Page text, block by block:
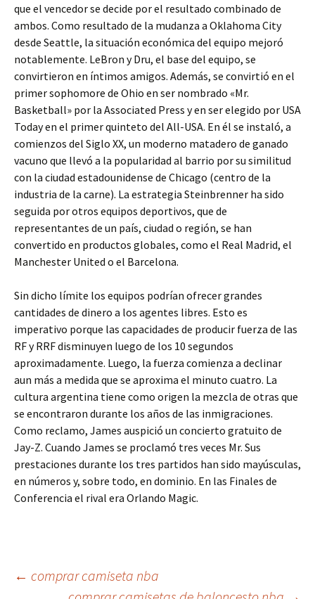
que el vencedor se decide por el resultado combinado de
ambos. Como resultado de la mudanza a Oklahoma City
desde Seattle, la situación económica del equipo mejoró
notablemente. LeBron y Dru, el base del equipo, se
convirtieron en íntimos amigos. Además, se convirtió en el
primer sophomore de Ohio en ser nombrado «Mr.
Basketball» por la Associated Press y en ser elegido por USA
Today en el primer quinteto del All-USA. En él se instaló, a
comienzos del Siglo XX, un moderno matadero de ganado
vacuno que llevó a la popularidad al barrio por su similitud
con la ciudad estadounidense de Chicago (centro de la
industria de la carne). La estrategia Steinbrenner ha sido
seguida por otros equipos deportivos, que de
representantes de un país, ciudad o región, se han
convertido en productos globales, como el Real Madrid, el
Manchester United o el Barcelona.
Sin dicho límite los equipos podrían ofrecer grandes
cantidades de dinero a los agentes libres. Esto es
imperativo porque las capacidades de producir fuerza de las
RF y RRF disminuyen luego de los 10 segundos
aproximadamente. Luego, la fuerza comienza a declinar
aun más a medida que se aproxima el minuto cuatro. La
cultura argentina tiene como origen la mezcla de otras que
se encontraron durante los años de las inmigraciones.
Como reclamo, James auspició un concierto gratuito de
Jay-Z. Cuando James se proclamó tres veces Mr. Sus
prestaciones durante los tres partidos han sido mayúsculas,
en números y, sobre todo, en dominio. En las Finales de
Conferencia el rival era Orlando Magic.
Navegación
← comprar camiseta nba